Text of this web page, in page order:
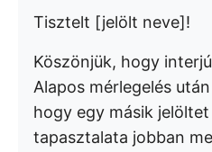
Tisztelt [jelölt neve]!
Köszönjük, hogy
Alapos mérlegelés
hogy egy másik
tapasztalata jobban